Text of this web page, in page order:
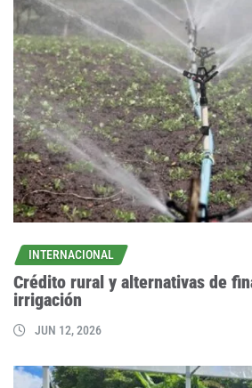
INTERNACIONAL
Crédito rural y alternativas de
irrigación
JUN 12, 2026